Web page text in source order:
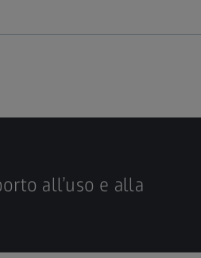
all’uso e alla